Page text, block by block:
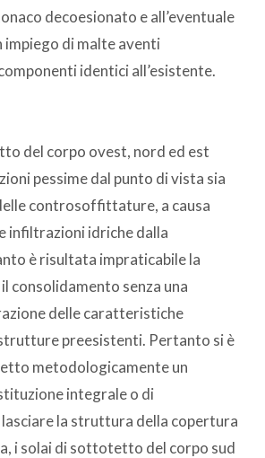
decoesionato e all’eventuale
impiego di malte aventi
identici all’esistente.
del corpo ovest, nord ed est
pessime dal punto di vista sia
controsoffittature, a causa
infiltrazioni idriche dalla
è risultata impraticabile la
consolidamento senza una
delle caratteristiche
preesistenti. Pertanto si è
metodologicamente un
integrale o di
lasciare la struttura della copertura
i solai di sottotetto del corpo sud